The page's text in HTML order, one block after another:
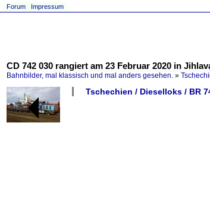
Forum Impressum
CD 742 030 rangiert am 23 Februar 2020 in
Bahnbilder, mal klassisch und mal anders gesehen. »
Tschechien / Dieselloks / BR